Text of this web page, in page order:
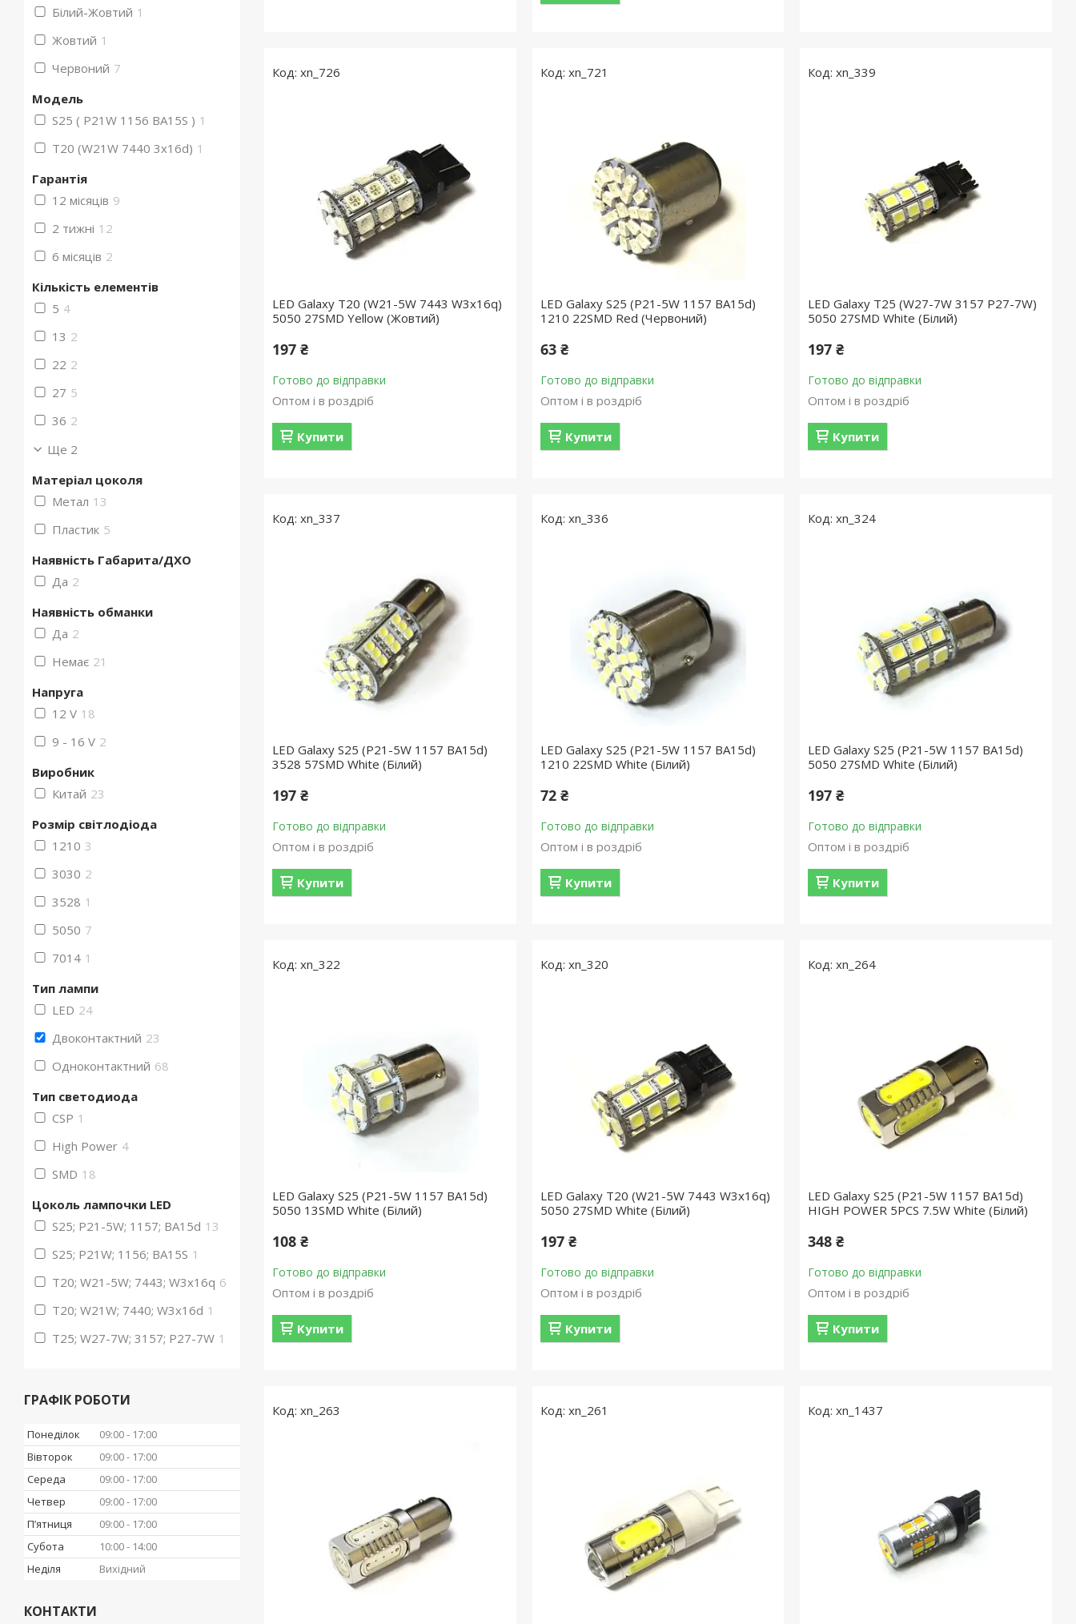
xn_726
LED Galaxy T20 (W21-5W 7443 W3х16q)
5050 27SMD Yellow (Жовтий)
197 ₴
Готово до відправки
Оптом і в роздріб
Купити
xn_721
LED Galaxy S25 (P21-5W 1157 BA15d)
1210 22SMD Red (Червоний)
63 ₴
Готово до відправки
Оптом і в роздріб
Купити
xn_339
LED Galaxy T25 (W27-7W 3157 P27-7W)
5050 27SMD White (Білий)
197 ₴
Готово до відправки
Оптом і в роздріб
Купити
xn_337
LED Galaxy S25 (P21-5W 1157 BA15d)
3528 57SMD White (Білий)
197 ₴
Готово до відправки
Оптом і в роздріб
Купити
xn_336
LED Galaxy S25 (P21-5W 1157 BA15d)
1210 22SMD White (Білий)
72 ₴
Готово до відправки
Оптом і в роздріб
Купити
xn_324
LED Galaxy S25 (P21-5W 1157 BA15d)
5050 27SMD White (Білий)
197 ₴
Готово до відправки
Оптом і в роздріб
Купити
xn_322
LED Galaxy S25 (P21-5W 1157 BA15d)
5050 13SMD White (Білий)
108 ₴
Готово до відправки
Оптом і в роздріб
Купити
xn_320
LED Galaxy T20 (W21-5W 7443 W3х16q)
5050 27SMD White (Білий)
197 ₴
Готово до відправки
Оптом і в роздріб
Купити
xn_264
LED Galaxy S25 (P21-5W 1157 BA15d)
HIGH POWER 5PCS 7.5W White (Білий)
348 ₴
Готово до відправки
Оптом і в роздріб
Купити
xn_263 xn_261 xn_1437
Білий-Жовтий 1
Жовтий 1
Червоний 7
Мoдель
S25 ( P21W 1156 BA15S ) 1
T20 (W21W 7440 3x16d) 1
Гарантія
12 місяців 9
2 тижні 12
6 місяців 2
Кількість елементів
5 4
13 2
22 2
27 5
36 2
Ще 2
Матеріал цоколя
Метал 13
Пластик 5
Наявність Габарита/ДХО
Да 2
Наявність обманки
Да 2
Немає 21
Напруга
12 V 18
9 - 16 V 2
Виробник
Китай 23
Розмір світлодіода
1210 3
3030 2
3528 1
5050 7
7014 1
Тип лампи
LED 24
Двоконтактний 23
Одноконтактний 68
Тип светодиода
CSP 1
High Power 4
SMD 18
Цоколь лампочки LED
S25; P21-5W; 1157; BA15d 13
S25; P21W; 1156; BA15S 1
T20; W21-5W; 7443; W3х16q 6
T20; W21W; 7440; W3х16d 1
T25; W27-7W; 3157; P27-7W 1
ГРАФІК РОБОТИ
Понеділок 09:00
17:00
Вівторок
09:00
17:00
Середа
09:00
17:00
Четвер
09:00
17:00
Пʼятниця
09:00
17:00
Субота
10:00
14:00
Неділя
Вихідний
КОНТАКТИ